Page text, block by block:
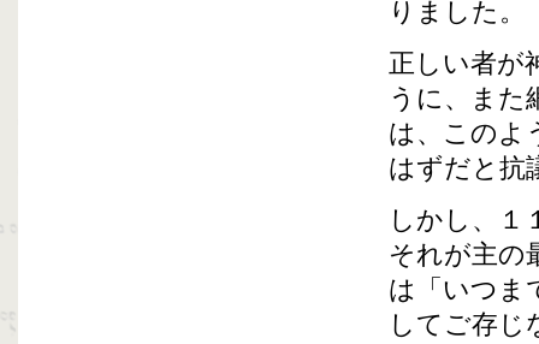
りました。
正しい者が
うに、また
は、このよ
はずだと抗
しかし、１
それが主の
は「いつま
してご存じ